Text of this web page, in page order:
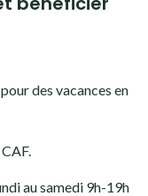
des vacances en
au samedi 9h-19h